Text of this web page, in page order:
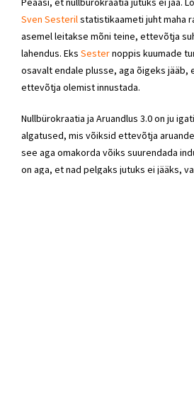
Sven Sesterilstatistikaameti juht maha
asemel leitakse mõni teine, ettevõtja
lahendus. Eks Sesternoppis kuumade
osavalt endale plusse, aga õigeks jääb,
ettevõtja olemist innustada.
Nullbürokraatia ja Aruandlus 3.0 on ju
algatused, mis võiksid ettevõtja
see aga omakorda võiks suurendada
on aga, et nad pelgaks jutuks ei jääks,